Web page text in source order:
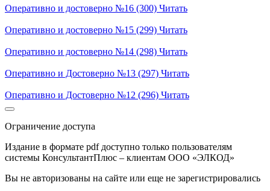
Оперативно и достоверно №16 (300) Читать
Оперативно и достоверно №15 (299) Читать
Оперативно и достоверно №14 (298) Читать
Оперативно и Достоверно №13 (297) Читать
Оперативно и Достоверно №12 (296) Читать
Ограничение доступа
Издание в формате pdf доступно только пользователям
системы КонсультантПлюс – клиентам ООО «ЭЛКОД»
Вы не авторизованы на сайте или еще не зарегистрировались